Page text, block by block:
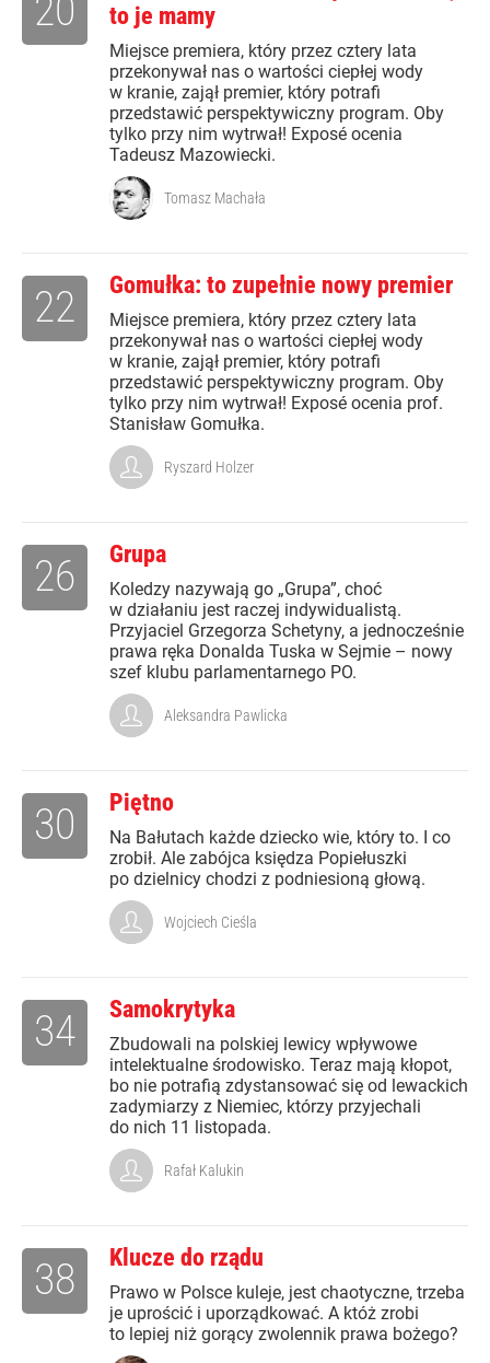
to je mamy
Miejsce premiera, który przez cztery lata
przekonywał nas o wartości ciepłej wody
w kranie, zajął premier, który potrafi
przedstawić perspektywiczny program. Oby
tylko przy nim wytrwał! Exposé ocenia
Tadeusz Mazowiecki.
20
Tomasz Machała
Gomułka: to zupełnie nowy premier
Miejsce premiera, który przez cztery lata
przekonywał nas o wartości ciepłej wody
w kranie, zajął premier, który potrafi
przedstawić perspektywiczny program. Oby
tylko przy nim wytrwał! Exposé ocenia prof.
Stanisław Gomułka.
22
Ryszard Holzer
Grupa
Koledzy nazywają go „Grupa”, choć
w działaniu jest raczej indywidualistą.
Przyjaciel Grzegorza Schetyny, a jednocześnie
prawa ręka Donalda Tuska w Sejmie – nowy
szef klubu parlamentarnego PO.
26
Aleksandra Pawlicka
Piętno
Na Bałutach każde dziecko wie, który to. I co
zrobił. Ale zabójca księdza Popiełuszki
po dzielnicy chodzi z podniesioną głową.
30
Wojciech Cieśla
Samokrytyka
Zbudowali na polskiej lewicy wpływowe
intelektualne środowisko. Teraz mają kłopot,
bo nie potrafią zdystansować się od lewackich
zadymiarzy z Niemiec, którzy przyjechali
do nich 11 listopada.
34
Rafał Kalukin
Klucze do rządu
Prawo w Polsce kuleje, jest chaotyczne, trzeba
je uprościć i uporządkować. A któż zrobi
to lepiej niż gorący zwolennik prawa bożego?
38